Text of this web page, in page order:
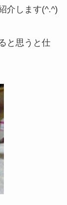
介します(^.^)
と思うと仕